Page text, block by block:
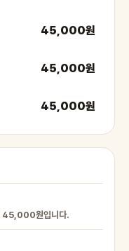
45,000원
45,000원
45,000원
45,000원입니다.